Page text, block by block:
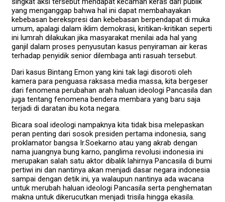
yang menganggap bahwa hal ini dapat membahayakan
kebebasan berekspresi dan kebebasan berpendapat di muka
umum, apalagi dalam iklim demokrasi, kritikan-kritikan seperti
ini lumrah dilakukan jika masyarakat menilai ada hal yang
ganjil dalam proses penyusutan kasus penyiraman air keras
terhadap penyidik senior dilembaga anti rasuah tersebut.
Dari kasus Bintang Emon yang kini tak lagi disoroti oleh
kamera para penguasa raksasa media massa, kita bergeser
dari fenomena perubahan arah haluan ideologi Pancasila dan
juga tentang fenomena bendera membara yang baru saja
terjadi di daratan ibu kota negara.
Bicara soal ideologi nampaknya kita tidak bisa melepaskan
peran penting dari sosok presiden pertama indonesia, sang
proklamator bangsa Ir.Soekarno atau yang akrab dengan
nama juangnya bung karno, panglima revolusi indonesia ini
merupakan salah satu aktor dibalik lahirnya Pancasila di bumi
pertiwi ini dan nantinya akan menjadi dasar negara indonesia
sampai dengan detik ini, ya walaupun nantinya ada wacana
untuk merubah haluan ideologi Pancasila serta penghematan
makna untuk dikerucutkan menjadi trisila hingga ekasila.